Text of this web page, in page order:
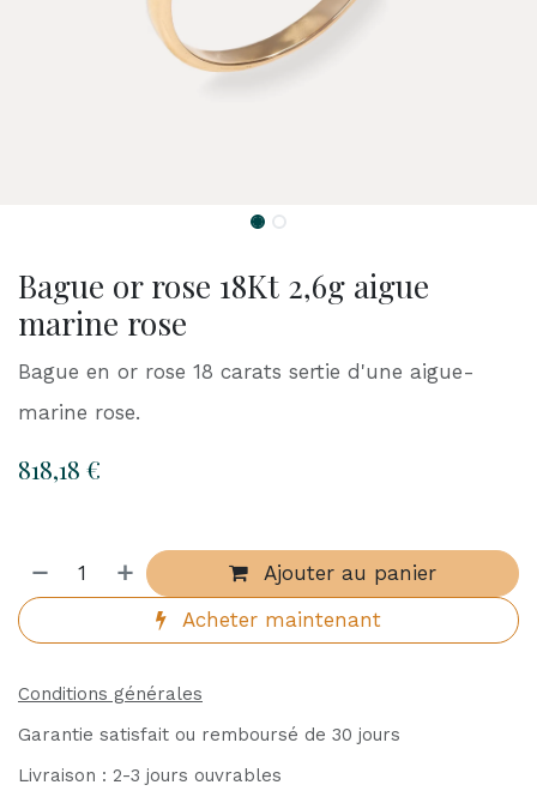
Bague or rose 18Kt 2,6g aigue
marine rose
Bague en or rose 18 carats sertie d'une aigue-
marine rose.
818,18 €
Ajouter au panier
Acheter maintenant
Conditions générales
Garantie satisfait ou remboursé de 30 jours
Livraison : 2-3 jours ouvrables